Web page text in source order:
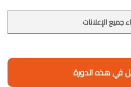
جميع الإعلانات
في هذه الدورة